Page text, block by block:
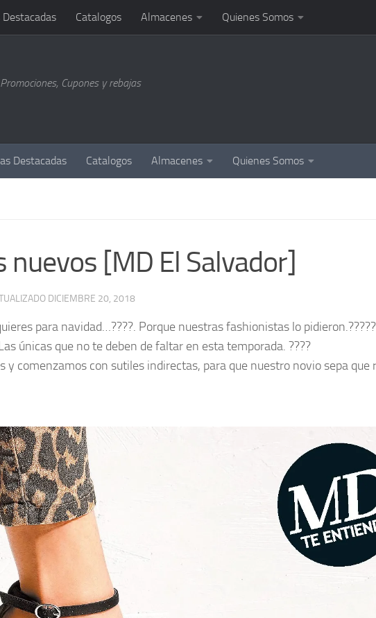
Catalogos Almacenes Quienes Somos
Cupones y rebajas
Destacadas Catalogos Almacenes Quienes Somos
nuevos [MD El Salvador]
DICIEMBRE 20, 2018
para navidad…????. Porque nuestras fashionistas lo
únicas que no te deben de faltar en esta temporada. ????
y comenzamos con sutiles indirectas, para que nuestro novio sepa que